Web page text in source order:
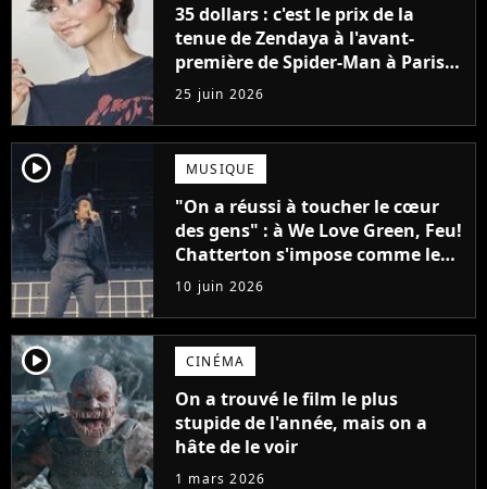
35 dollars : c'est le prix de la
tenue de Zendaya à l'avant-
première de Spider-Man à Paris,
"Le style n'a pas besoin de coûter
une fortune"
25 juin 2026
player2 MUSIQUE
"On a réussi à toucher le cœur
des gens" : à We Love Green, Feu!
Chatterton s'impose comme le
groupe rock français de sa
génération
10 juin 2026
player2 CINÉMA
On a trouvé le film le plus
stupide de l'année, mais on a
hâte de le voir
1 mars 2026